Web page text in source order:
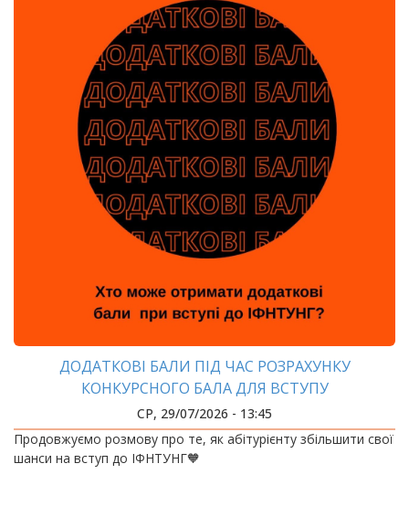
ДОДАТКОВІ БАЛИ ПІД ЧАС РОЗРАХУНКУ
КОНКУРСНОГО БАЛА ДЛЯ ВСТУПУ
СР, 29/07/2026 - 13:45
Продовжуємо розмову про те, як абітурієнту збільшити свої
шанси на вступ до ІФНТУНГ🧡